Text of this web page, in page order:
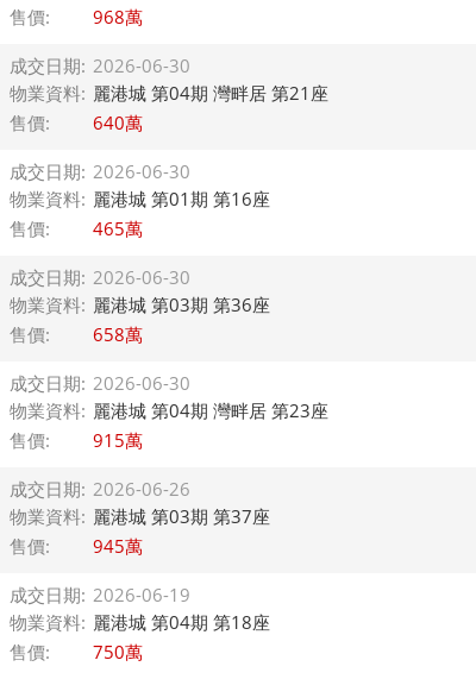
售價:
968萬
成交日期: 2026-06-30
物業資料: 麗港城 第04期 灣畔居 第21座
售價:
640萬
成交日期: 2026-06-30
物業資料: 麗港城 第01期 第16座
售價:
465萬
成交日期: 2026-06-30
物業資料: 麗港城 第03期 第36座
售價:
658萬
成交日期: 2026-06-30
物業資料: 麗港城 第04期 灣畔居 第23座
售價:
915萬
成交日期: 2026-06-26
物業資料: 麗港城 第03期 第37座
售價:
945萬
成交日期: 2026-06-19
物業資料: 麗港城 第04期 第18座
售價:
750萬